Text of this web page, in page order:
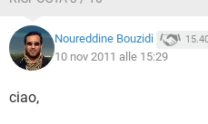
Noureddine Bouzidi
10 nov 2011 alle 15:29
ciao,